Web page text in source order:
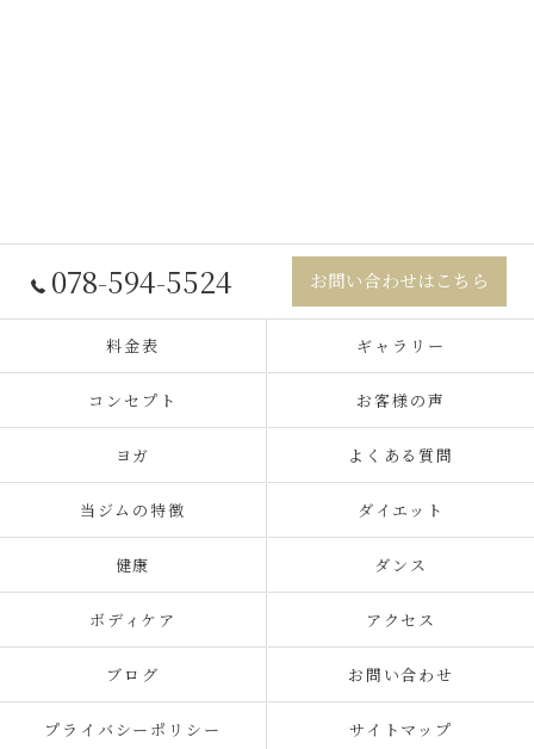
078-594-5524 お問い合わせはこちら
料金表 ギャラリー
コンセプト お客様の声
ヨガ よくある質問
当ジムの特徴 ダイエット
健康 ダンス
ボディケア アクセス
ブログ お問い合わせ
プライバシーポリシー サイトマップ